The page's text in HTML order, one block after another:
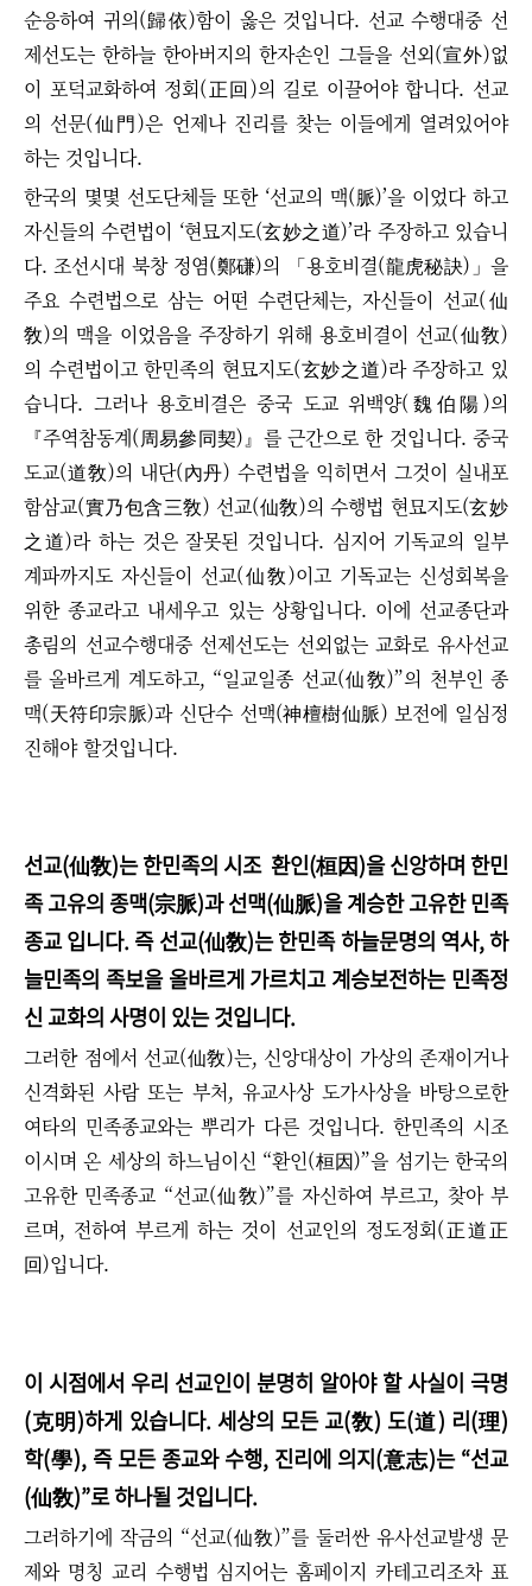
순응하여 귀의(歸依)함이 옳은 것입니다. 선교 수행대중 선
제선도는 한하늘 한아버지의 한자손인 그들을 선외(宣外)없
이 포덕교화하여 정회(正回)의 길로 이끌어야 합니다. 선교
의 선문(仙門)은 언제나 진리를 찾는 이들에게 열려있어야
하는 것입니다.
한국의 몇몇 선도단체들 또한 ‘선교의 맥(脈)’을 이었다 하고
자신들의 수련법이 ‘현묘지도(玄妙之道)’라 주장하고 있습니
다. 조선시대 북창 정염(鄭磏)의 「용호비결(龍虎秘訣)」을
주요 수련법으로 삼는 어떤 수련단체는, 자신들이 선교(仙
敎)의 맥을 이었음을 주장하기 위해 용호비결이 선교(仙敎)
의 수련법이고 한민족의 현묘지도(玄妙之道)라 주장하고 있
습니다. 그러나 용호비결은 중국 도교 위백양(魏伯陽)의
『주역참동계(周易參同契)』를 근간으로 한 것입니다. 중국
도교(道敎)의 내단(內丹) 수련법을 익히면서 그것이 실내포
함삼교(實乃包含三敎) 선교(仙敎)의 수행법 현묘지도(玄妙
之道)라 하는 것은 잘못된 것입니다. 심지어 기독교의 일부
계파까지도 자신들이 선교(仙敎)이고 기독교는 신성회복을
위한 종교라고 내세우고 있는 상황입니다. 이에 선교종단과
총림의 선교수행대중 선제선도는 선외없는 교화로 유사선교
를 올바르게 계도하고, “일교일종 선교(仙敎)”의 천부인 종
맥(天符印宗脈)과 신단수 선맥(神檀樹仙脈) 보전에 일심정
진해야 할것입니다.
선교(仙敎)는 한민족의 시조 환인(桓因)을 신앙하며 한민
족 고유의 종맥(宗脈)과 선맥(仙脈)을 계승한 고유한 민족
종교 입니다. 즉 선교(仙敎)는 한민족 하늘문명의 역사, 하
늘민족의 족보을 올바르게 가르치고 계승보전하는 민족정
신 교화의 사명이 있는 것입니다.
그러한 점에서 선교(仙敎)는, 신앙대상이 가상의 존재이거나
신격화된 사람 또는 부처, 유교사상 도가사상을 바탕으로한
여타의 민족종교와는 뿌리가 다른 것입니다. 한민족의 시조
이시며 온 세상의 하느님이신 “환인(桓因)”을 섬기는 한국의
고유한 민족종교 “선교(仙敎)”를 자신하여 부르고, 찾아 부
르며, 전하여 부르게 하는 것이 선교인의 정도정회(正道正
回)입니다.
이 시점에서 우리 선교인이 분명히 알아야 할 사실이 극명
(克明)하게 있습니다. 세상의 모든 교(敎) 도(道) 리(理)
학(學), 즉 모든 종교와 수행, 진리에 의지(意志)는“선교
(仙敎)”로 하나될 것입니다.
그러하기에 작금의 “선교(仙敎)”를 둘러싼 유사선교발생 문
제와 명칭 교리 수행법 심지어는 홈페이지 카테고리조차 표